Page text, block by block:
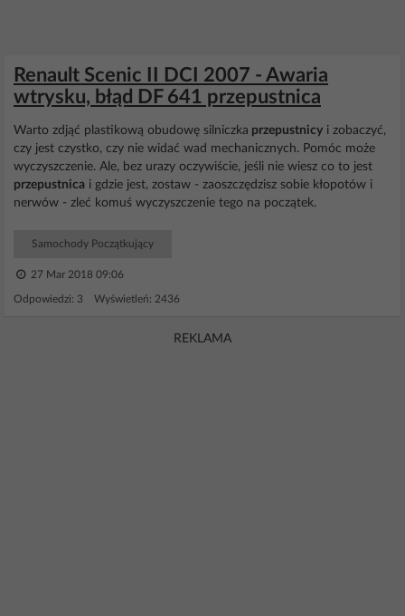
Renault Scenic II DCI 2007 - Awaria
wtrysku, błąd DF 641 przepustnica
Warto zdjąć plastikową obudowę silniczka przepustnicy i zobaczyć,
czy jest czystko, czy nie widać wad mechanicznych. Pomóc może
wyczyszczenie. Ale, bez urazy oczywiście, jeśli nie wiesz co to jest
przepustnica i gdzie jest, zostaw - zaoszczędzisz sobie kłopotów i
nerwów - zleć komuś wyczyszczenie tego na początek.
Samochody Początkujący
27 Mar 2018 09:06
Odpowiedzi: 3 Wyświetleń: 2436
REKLAMA